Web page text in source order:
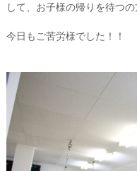
して、お子様の帰りを待つ
今日もご苦労様でした！！